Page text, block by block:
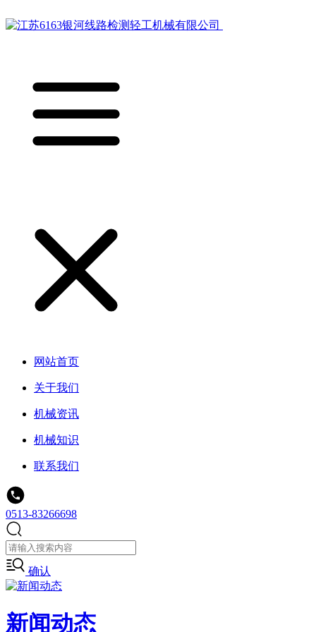
网站首页
关于我们
机械资讯
机械知识
联系我们
0513-83266698
确认
新闻动态